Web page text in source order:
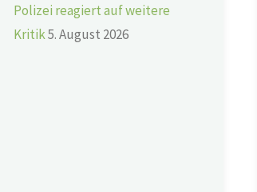
Polizei reagiert auf weitere
Kritik5. August 2026